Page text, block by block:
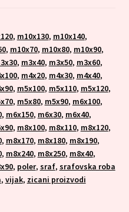
, m10x130, m10x140,
, m10x70, m10x80, m10x90,
, m3x40, m3x50, m3x60,
, m4x20, m4x30, m4x40,
, m5x100, m5x110, m5x120,
, m5x80, m5x90, m6x100,
, m6x150, m6x30, m6x40,
, m8x100, m8x110, m8x120,
, m8x170, m8x180, m8x190,
, m8x240, m8x250, m8x40,
, poler, sraf, srafovska roba
, vijak, zicani proizvodi